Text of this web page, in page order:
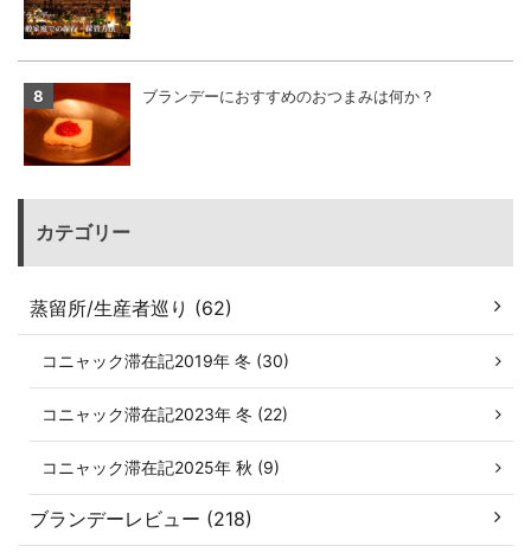
ブランデーにおすすめのおつまみは何か？
カテゴリー
蒸留所/生産者巡り (62)
コニャック滞在記2019年 冬 (30)
コニャック滞在記2023年 冬 (22)
コニャック滞在記2025年 秋 (9)
ブランデーレビュー (218)